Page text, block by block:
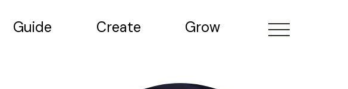
Guide Create Grow